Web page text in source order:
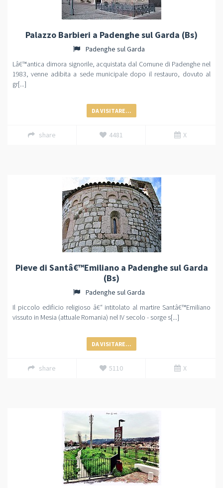
Palazzo Barbieri a Padenghe sul Garda (Bs)
Padenghe sul Garda
Lâ€™antica dimora signorile, acquistata dal Comune di Padenghe nel
1983, venne adibita a sede municipale dopo il restauro, dovuto al
gr[...]
DA VISITARE...
share 4481 X
Pieve di Santâ€™Emiliano a Padenghe sul Garda
(Bs)
Padenghe sul Garda
Il piccolo edificio religioso â€“ intitolato al martire Santâ€™Emiliano
vissuto in Mesia (attuale Romania) nel IV secolo - sorge s[...]
DA VISITARE...
share 5110 X